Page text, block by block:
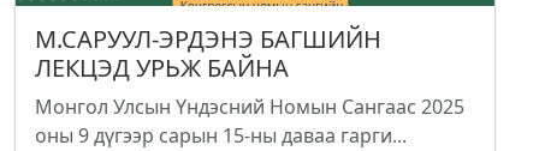
М.САРУУЛ-ЭРДЭНЭ БАГШИЙН
ЛЕКЦЭД УРЬЖ БАЙНА
Монгол Улсын Үндэсний Номын Сангаас 2025
оны 9 дүгээр сарын 15-ны даваа гарги...